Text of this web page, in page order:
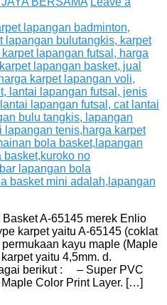
A-65145 merek Enlio
karpet yaitu A-65145 (coklat
kayu maple (Maple
yaitu 4,5mm. d.
berikut : – Super PVC
Color Print Layer. […]